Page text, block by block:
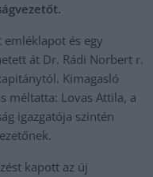
emléklapot és egy
át Dr. Rádi Norbert r.
Kimagasló
méltatta: Lovas Attila, a
igazgatója szintén
kapott az új